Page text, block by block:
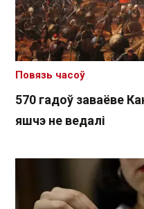
570 гадоў заваёве
яшчэ не ведалі
Повязь часоў